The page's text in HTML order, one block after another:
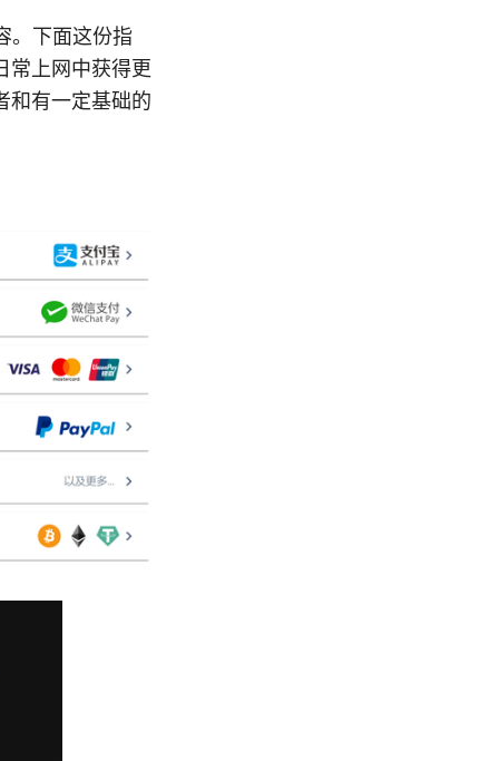
。下面这份指
常上网中获得更
和有一定基础的